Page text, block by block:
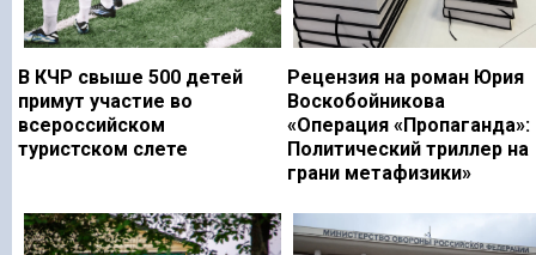
В КЧР свыше 500 детей
примут участие во
всероссийском
туристском слете
Рецензия на роман Юрия
Воскобойникова
«Операция «Пропаганда»:
Политический триллер на
грани метафизики»